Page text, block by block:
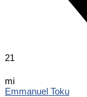
21
mi
Emmanuel Toku